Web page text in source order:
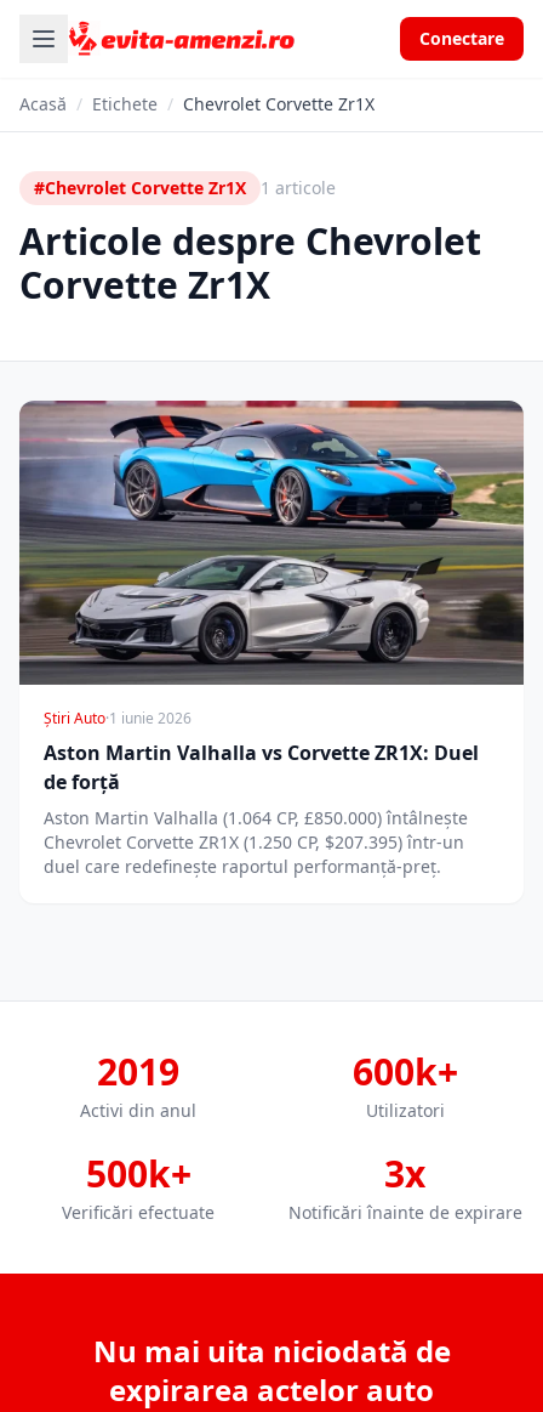
Conectare
Acasă / Etichete / Chevrolet Corvette Zr1X
#Chevrolet Corvette Zr1X 1 articole
Articole despre Chevrolet
Corvette Zr1X
Știri Auto·1 iunie 2026
Aston Martin Valhalla vs Corvette ZR1X: Duel
de forță
Aston Martin Valhalla (1.064 CP, £850.000) întâlnește
Chevrolet Corvette ZR1X (1.250 CP, $207.395) într-un
duel care redefinește raportul performanță-preț.
2019
Activi din anul
600k+
Utilizatori
500k+
Verificări efectuate
3x
Notificări înainte de expirare
Nu mai uita niciodată de
expirarea actelor auto